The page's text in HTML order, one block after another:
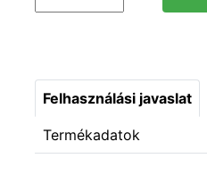
Felhasználási javaslat
Termékadatok